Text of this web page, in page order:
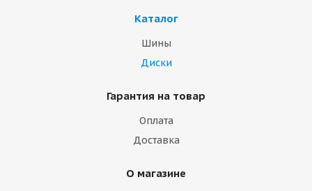
Каталог
Шины
Диски
Гарантия на товар
Оплата
Доставка
О магазине